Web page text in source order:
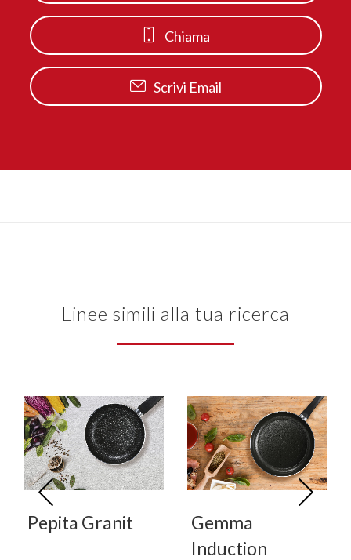
Chiama
Scrivi Email
Linee simili alla tua ricerca
Pepita Granit
Gemma
Induction